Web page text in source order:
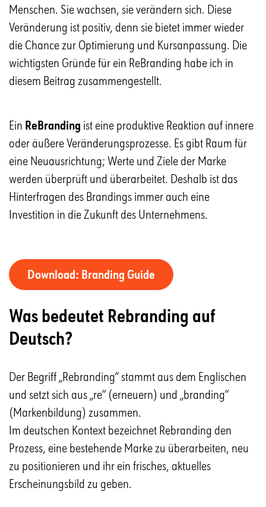
Menschen. Sie wachsen, sie verändern sich. Diese
Veränderung ist positiv, denn sie bietet immer wieder
die Chance zur Optimierung und Kursanpassung. Die
wichtigsten Gründe für ein ReBranding habe ich in
diesem Beitrag zusammengestellt.
Ein ReBranding ist eine produktive Reaktion auf innere
oder äußere Veränderungsprozesse. Es gibt Raum für
eine Neuausrichtung; Werte und Ziele der Marke
werden überprüft und überarbeitet. Deshalb ist das
Hinterfragen des Brandings immer auch eine
Investition in die Zukunft des Unternehmens.
Download: Branding Guide
Was bedeutet Rebranding auf
Deutsch?
Der Begriff „Rebranding“ stammt aus dem Englischen
und setzt sich aus „re“ (erneuern) und „branding“
(Markenbildung) zusammen.
Im deutschen Kontext bezeichnet Rebranding den
Prozess, eine bestehende Marke zu überarbeiten, neu
zu positionieren und ihr ein frisches, aktuelles
Erscheinungsbild zu geben.